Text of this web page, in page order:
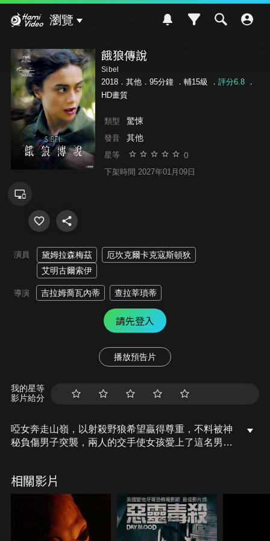
瀏覽
餓狼傳說
Sibel
2018．其他．95分鐘 ． 輔15級 ． 評分6.8．
HD畫質
類型 驚悚
發音 其他
星等 0
下架時間 2027年01月09日
演員 黛姆拉森梅茲
厄坎克爾卡克寇斯頓狄
艾明古爾索伊
導演 吉拉姆喬瓦內蒂 查拉莘瑣蒂
請先登入
播放預告片
我的星等
影片給分
啞女奔走山嶺，以射殺野狼希望贏得尊重，不料被神
秘負傷男子突襲，兩人的交手使女孩愛上了這名男
相關影片